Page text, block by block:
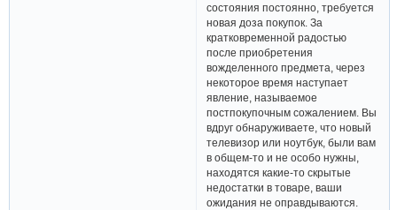
состояния постоянно, требуется
новая доза покупок. За
кратковременной радостью
после приобретения
вожделенного предмета, через
некоторое время наступает
явление, называемое
постпокупочным сожалением. Вы
вдруг обнаруживаете, что новый
телевизор или ноутбук, были вам
в общем-то и не особо нужны,
находятся какие-то скрытые
недостатки в товаре, ваши
ожидания не оправдываются.